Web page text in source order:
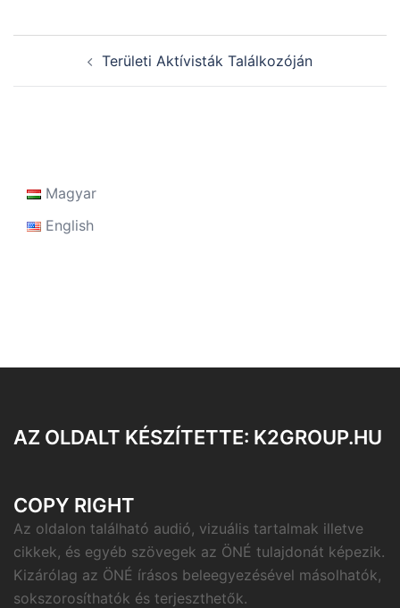
navigationTerületi Aktívisták Találkozóján
Magyar
English
AZ OLDALT KÉSZÍTETTE: K2GROUP.HU
COPY RIGHT
Az oldalon található audió, vizuális tartalmak illetve
cikkek, és egyéb szövegek az ÖNÉ tulajdonát képezik.
Kizárólag az ÖNÉ írásos beleegyezésével másolhatók,
sokszorosíthatók és terjeszthetők.